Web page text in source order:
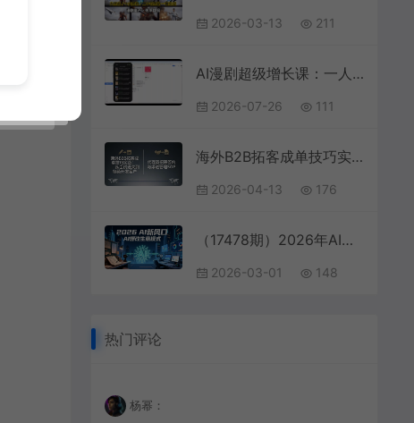
2026-03-13 211
AI漫剧超级增长课：一人AI内容公司×账号运营×漫剧制作×商业变现×从0到1全流程实战
2026-07-26 111
海外B2B拓客成单技巧实战：从面试通关到领英开发客户，代理商招募签约与渠道管理SOP
2026-04-13 176
（17478期）2026年AI创富新风口，用人工智能爆改你的生意模式，从短视频到直播全面降本增效抢占先机
2026-03-01 148
热门评论
杨幂：